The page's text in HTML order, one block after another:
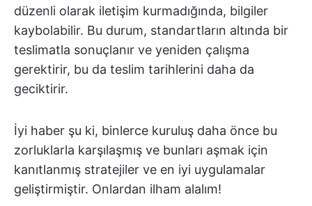
düzenli olarak iletişim kurmadığında, bilgiler
kaybolabilir. Bu durum, standartların altında bir
teslimatla sonuçlanır ve yeniden çalışma
gerektirir, bu da teslim tarihlerini daha da
geciktirir.
İyi haber şu ki, binlerce kuruluş daha önce bu
zorluklarla karşılaşmış ve bunları aşmak için
kanıtlanmış stratejiler ve en iyi uygulamalar
geliştirmiştir. Onlardan ilham alalım!